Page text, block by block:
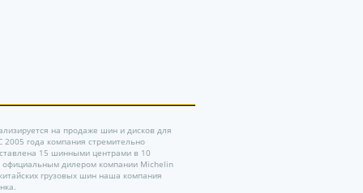
на продаже шин и дисков для
2005 года компания стремительно
15 шинными центрами в 10
официальным дилером компании Michelin
грузовых шин наша компания